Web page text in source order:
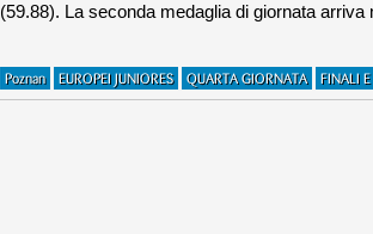
(59.88). La seconda medaglia di giornata
Poznan EUROPEI JUNIORES QUARTA GIORNATA FINALI E